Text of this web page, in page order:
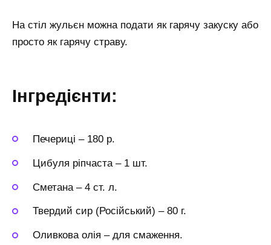
На стіл жульєн можна подати як гарячу закуску або
просто як гарячу страву.
Інгредієнти:
Печериці – 180 р.
Цибуля ріпчаста – 1 шт.
Сметана – 4 ст. л.
Твердий сир (Російський) – 80 г.
Оливкова олія – для смаження.